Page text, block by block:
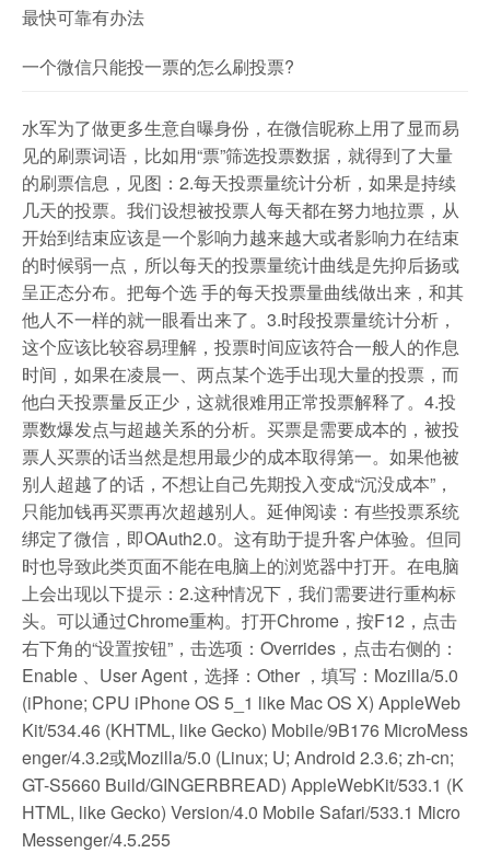
最快可靠有办法
一个微信只能投一票的怎么刷投票?
水军为了做更多生意自曝身份，在微信昵称上用了显而易
见的刷票词语，比如用“票”筛选投票数据，就得到了大量
的刷票信息，见图：2.每天投票量统计分析，如果是持续
几天的投票。我们设想被投票人每天都在努力地拉票，从
开始到结束应该是一个影响力越来越大或者影响力在结束
的时候弱一点，所以每天的投票量统计曲线是先抑后扬或
呈正态分布。把每个选 手的每天投票量曲线做出来，和其
他人不一样的就一眼看出来了。3.时段投票量统计分析，
这个应该比较容易理解，投票时间应该符合一般人的作息
时间，如果在凌晨一、两点某个选手出现大量的投票，而
他白天投票量反正少，这就很难用正常投票解释了。4.投
票数爆发点与超越关系的分析。买票是需要成本的，被投
票人买票的话当然是想用最少的成本取得第一。如果他被
别人超越了的话，不想让自己先期投入变成“沉没成本”，
只能加钱再买票再次超越别人。延伸阅读：有些投票系统
绑定了微信，即OAuth2.0。这有助于提升客户体验。但同
时也导致此类页面不能在电脑上的浏览器中打开。在电脑
上会出现以下提示：2.这种情况下，我们需要进行重构标
头。可以通过Chrome重构。打开Chrome，按F12，点击
右下角的“设置按钮”，击选项：Overrides，点击右侧的：
Enable 、User Agent，选择：Other ，填写：Mozilla/5.0
(iPhone; CPU iPhone OS 5_1 like Mac OS X) AppleWeb
Kit/534.46 (KHTML, like Gecko) Mobile/9B176 MicroMess
enger/4.3.2或Mozilla/5.0 (Linux; U; Android 2.3.6; zh-cn;
GT-S5660 Build/GINGERBREAD) AppleWebKit/533.1 (K
HTML, like Gecko) Version/4.0 Mobile Safari/533.1 Micro
Messenger/4.5.255